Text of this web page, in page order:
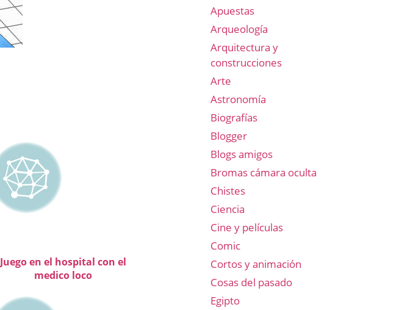
Juego en el hospital con el
medico loco
Apuestas
Arqueología
Arquitectura y
construcciones
Arte
Astronomía
Biografías
Blogger
Blogs amigos
Bromas cámara oculta
Chistes
Ciencia
Cine y películas
Comic
Cortos y animación
Cosas del pasado
Egipto